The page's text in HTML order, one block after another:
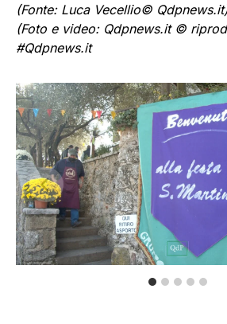
(Fonte: Luca Vecellio©
(Foto e video: Qdpnews.it ©
#Qdpnews.it